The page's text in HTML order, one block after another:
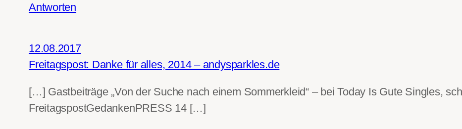
Antworten
12.08.2017
Freitagspost: Danke für alles, 2014 – andysparkles.de
[…] Gastbeiträge „Von der Suche nach einem Sommerkleid“ – bei Today Is Gute Singles,
FreitagspostGedankenPRESS 14 […]